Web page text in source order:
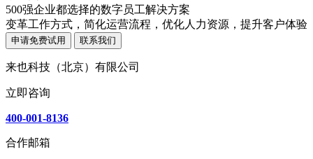
500强企业都选择的数字员工解决方案
变革工作方式，简化运营流程，优化人力资源，提升客户体验
申请免费试用 联系我们
来也科技（北京）有限公司
立即咨询
400-001-8136
合作邮箱